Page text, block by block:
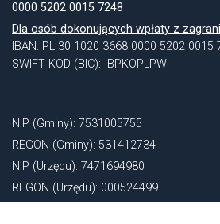
0000 5202 0015 7248
Dla osób dokonujących wpłaty z
IBAN: PL 30 1020 3668 0000 5202 0015
SWIFT KOD (BIC): BPKOPLPW
NIP (Gminy): 7531005755
REGON (Gminy): 531412734
NIP (Urzędu): 7471694980
REGON (Urzędu): 000524499